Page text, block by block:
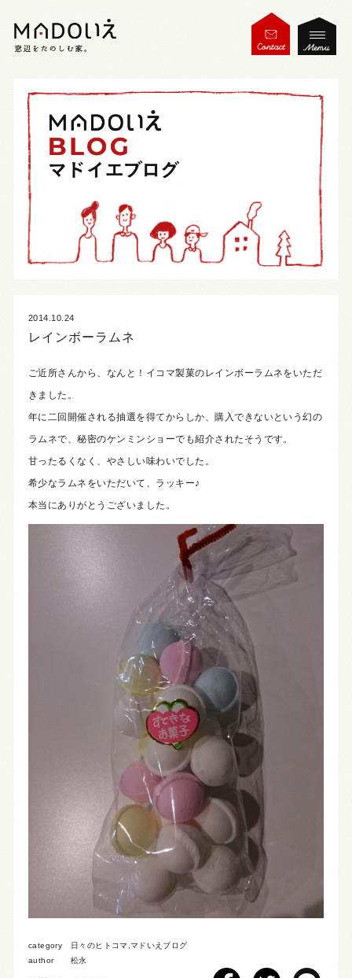
2014.10.24
レインボーラムネ
ご近所さんから、なんと！イコマ製菓のレインボーラムネをいただ
きました。
年に二回開催される抽選を得てからしか、購入できないという幻の
ラムネで、秘密のケンミンショーでも紹介されたそうです。
甘ったるくなく、やさしい味わいでした。
希少なラムネをいただいて、ラッキー♪
本当にありがとうございました。
category 日々のヒトコマ マドいえブログ
author
松永